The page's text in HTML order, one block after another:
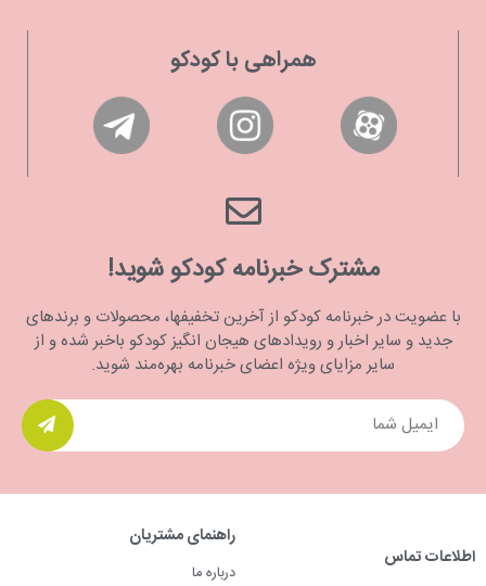
همراهی با کودکو
مشترک خبرنامه کودکو شوید!
با عضویت در خبرنامه کودکو از آخرین تخفیفها، محصولات و برندهای
جدید و سایر اخبار و رویدادهای هیجان انگیز کودکو باخبر شده و از
سایر مزایای ویژه اعضای خبرنامه بهره‌مند شوید.
اطلاعات تماس
راهنمای مشتریان
درباره ما